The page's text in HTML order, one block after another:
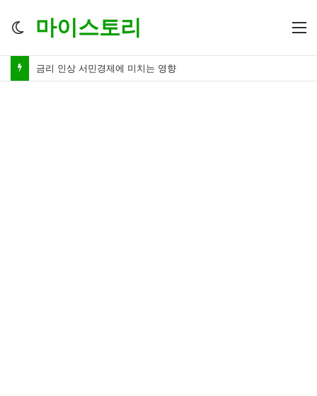
Switch
마이스토리
금리 인상 서민경제에 미치는 영향